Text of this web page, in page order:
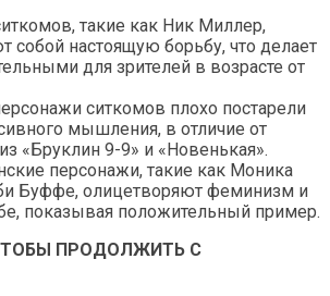
такие как Ник Миллер,
собой настоящую борьбу, что делает
для зрителей в возрасте от
ситкомов плохо постарели
мышления, в отличие от
«Бруклин 9-9» и «Новенькая».
персонажи, такие как Моника
Буффе, олицетворяют феминизм и
показывая положительный пример.
ПРОДОЛЖИТЬ С